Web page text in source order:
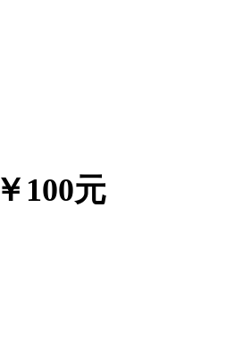
￥100元